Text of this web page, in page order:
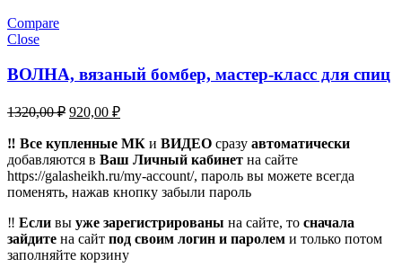
Compare
Close
ВОЛНА, вязаный бомбер, мастер-класс для спиц
1320,00₽ Первоначальная
составляла
1320,00 ₽.
920,00 ₽Текущая
920,00 ₽.
‼️ Все купленные МК и ВИДЕО сразу автоматически
добавляются в Ваш Личный кабинет на сайте
https://galasheikh.ru/my-account/, пароль вы можете всегда
поменять, нажав кнопку забыли пароль
‼️ Если вы уже зарегистрированы на сайте, то сначала
зайдите на сайт под своим логин и паролем и только потом
заполняйте корзину